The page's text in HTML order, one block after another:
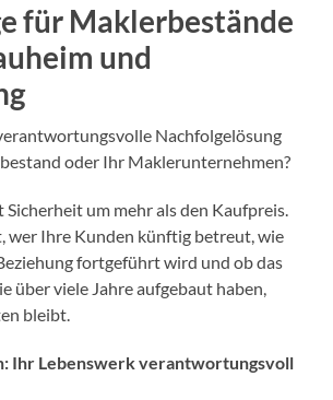
für Maklerbestände
und
Nachfolgelösung
oder Ihr Maklerunternehmen?
Sicherheit um mehr als den Kaufpreis.
wer Ihre Kunden künftig betreut, wie
fortgeführt wird und ob das
über viele Jahre aufgebaut haben,
bleibt.
Ihr Lebenswerk verantwortungsvoll